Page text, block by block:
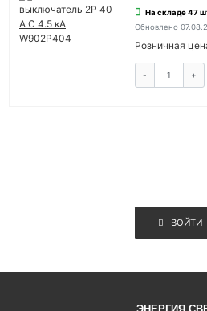
На складе 47
Обновлено
Розничная
- +
ВОЙТИ